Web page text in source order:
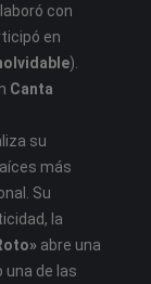
con
en
).
Canta
su
más
Su
la
abre una
una de las